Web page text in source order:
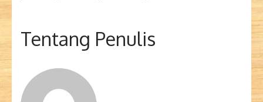
Tentang Penulis